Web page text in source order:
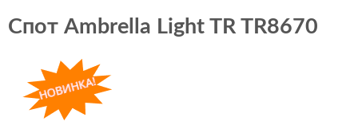
Спот Ambrella Light TR TR8670